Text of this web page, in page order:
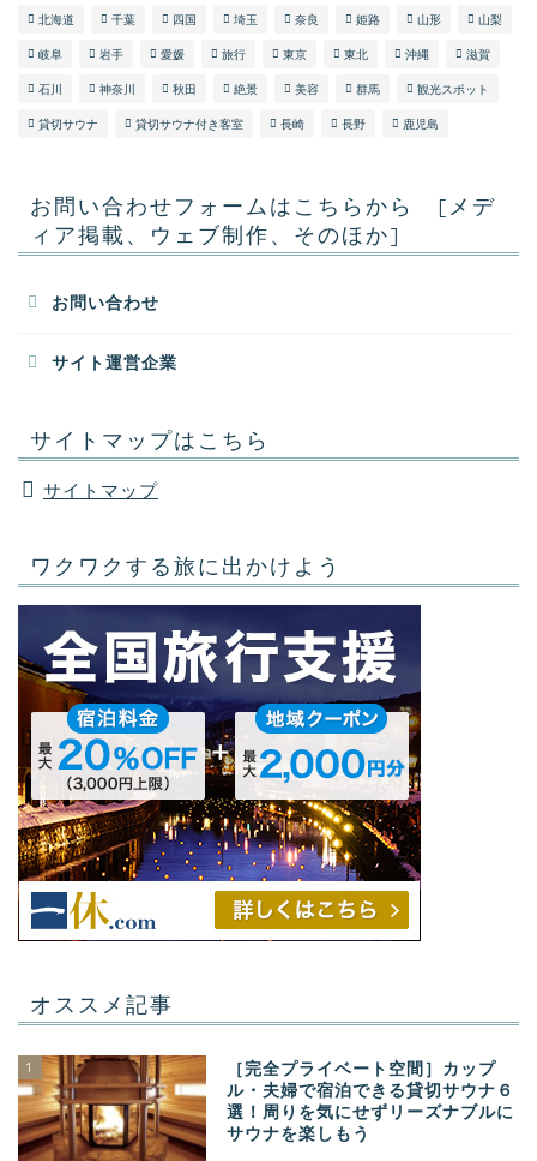
北海道 千葉 四国 埼玉 奈良 姫路 山形 山梨
岐阜 岩手 愛媛 旅行 東京 東北 沖縄 滋賀
石川 神奈川 秋田 絶景 美容 群馬 観光スポット
貸切サウナ 貸切サウナ付き客室 長崎 長野 鹿児島
お問い合わせフォームはこちらから [メデ
ィア掲載、ウェブ制作、そのほか]
お問い合わせ
サイト運営企業
サイトマップはこちら
サイトマップ
ワクワクする旅に出かけよう
オススメ記事
1
［完全プライベート空間］カップ
ル・夫婦で宿泊できる貸切サウナ６
選！周りを気にせずリーズナブルに
サウナを楽しもう